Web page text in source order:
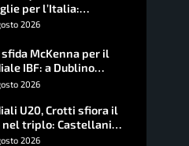
per l’Italia:
guida la staffetta,
altezze
2026
McKenna per il
IBF: a Dublino
nella tana
2026
U20, Crotti sfiora il
nel triplo: Castellani
Succo in finale
2026